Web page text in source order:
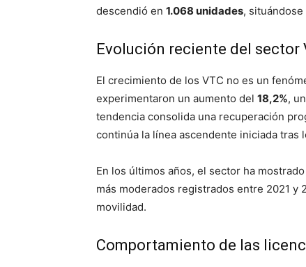
descendió en 1.068 unidades, situándose
Evolución reciente del sector
El crecimiento de los VTC no es un
experimentaron un aumento del 18,2%,
tendencia consolida una recuperación
continúa la línea ascendente iniciada tras
En los últimos años, el sector ha
más moderados registrados entre 2021 y
movilidad.
Comportamiento de las